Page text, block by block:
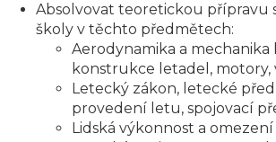
Absolvovat teoretickou přípravu
školy v těchto předmětech:
Aerodynamika a mechanika
konstrukce letadel,
Letecký zákon, letecké
provedení letu, spojovací
Lidská výkonnost a omezení